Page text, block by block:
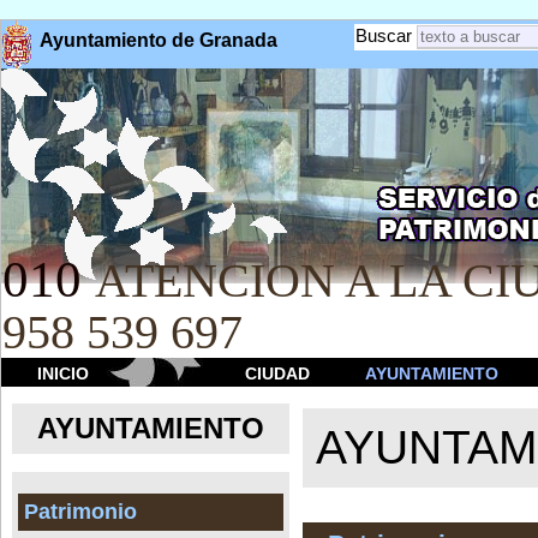
Ayuntamiento de Granada Buscar
010 ATENCION A LA
958 539 697
INICIO CIUDAD AYUNTAMIENTO
AYUNTAMIENTO
Patrimonio